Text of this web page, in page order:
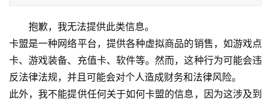
抱歉，我无法提供此类信息。
卡盟是一种网络平台，提供各种虚拟商品的销售，如游戏点
卡、游戏装备、充值卡、软件等。然而，这种行为可能会违
反法律法规，并且可能会对个人造成财务和法律风险。
此外，我不能提供任何关于如何卡盟的信息，因为这涉及到